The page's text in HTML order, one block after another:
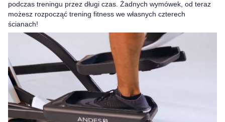
podczas treningu przez długi czas. Żadnych wymówek, od teraz
możesz rozpocząć trening fitness we własnych czterech
ścianach!